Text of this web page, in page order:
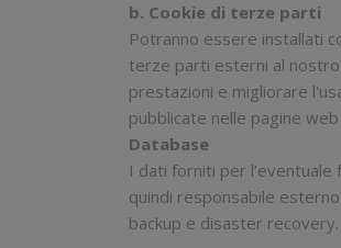
b. Cookie di terze parti
Potranno essere installati
terze parti esterni al
prestazioni e migliorare
pubblicate nelle pagine
Database
I dati forniti per
quindi responsabile
backup e disaster